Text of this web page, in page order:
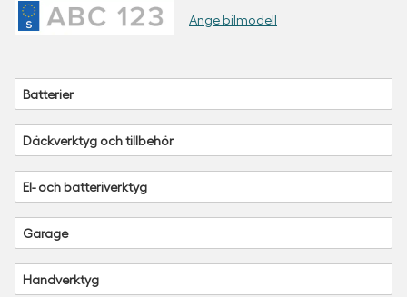
Ange bilmodell
Batterier
Däckverktyg och tillbehör
El- och batteriverktyg
Garage
Handverktyg